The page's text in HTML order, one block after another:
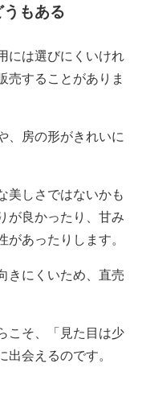
もある
には選びにくいけれ
売することがありま
、房の形がきれいに
美しさではないかも
が良かったり、甘み
があったりします。
きにくいため、直売
こそ、「見た目は少
出会えるのです。